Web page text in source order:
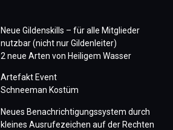
Neue Gildenskills – für alle Mitglieder
nutzbar (nicht nur Gildenleiter)
2 neue Arten von Heiligem Wasser
Artefakt Event
Schneeman Kostüm
Neues Benachrichtigungssystem durch
kleines Ausrufezeichen auf der Rechten